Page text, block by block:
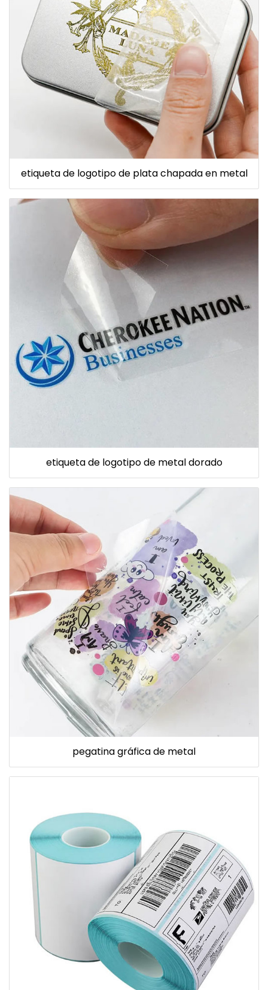
etiqueta de logotipo de plata chapada en metal
etiqueta de logotipo de metal dorado
pegatina gráfica de metal